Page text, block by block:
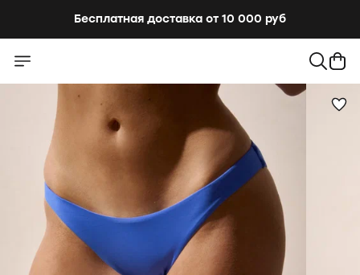
Бесплатная доставка от 10 000 руб